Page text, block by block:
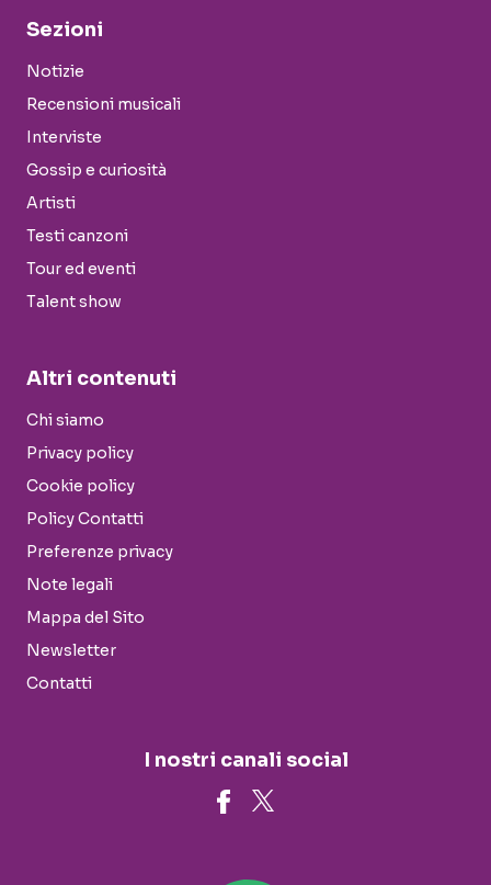
Sezioni
Notizie
Recensioni musicali
Interviste
Gossip e curiosità
Artisti
Testi canzoni
Tour ed eventi
Talent show
Altri contenuti
Chi siamo
Privacy policy
Cookie policy
Policy Contatti
Preferenze privacy
Note legali
Mappa del Sito
Newsletter
Contatti
I nostri canali social